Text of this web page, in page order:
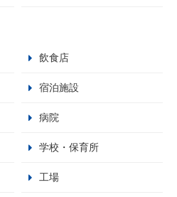
飲食店
宿泊施設
病院
学校・保育所
工場